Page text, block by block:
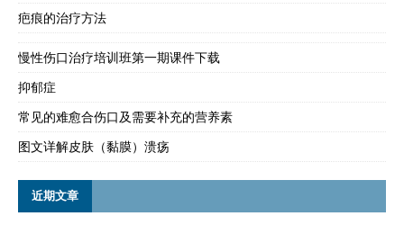
疤痕的治疗方法
慢性伤口治疗培训班第一期课件下载
抑郁症
常见的难愈合伤口及需要补充的营养素
图文详解皮肤（黏膜）溃疡
近期文章